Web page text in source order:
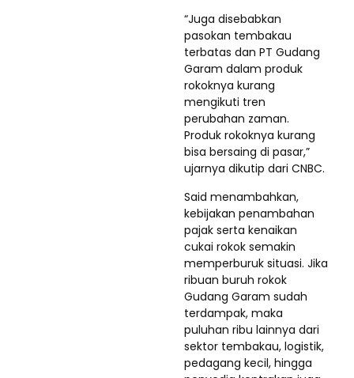
“Juga disebabkan
pasokan tembakau
terbatas dan PT Gudang
Garam dalam produk
rokoknya kurang
mengikuti tren
perubahan zaman.
Produk rokoknya kurang
bisa bersaing di pasar,”
ujarnya dikutip dari CNBC.
Said menambahkan,
kebijakan penambahan
pajak serta kenaikan
cukai rokok semakin
memperburuk situasi. Jika
ribuan buruh rokok
Gudang Garam sudah
terdampak, maka
puluhan ribu lainnya dari
sektor tembakau, logistik,
pedagang kecil, hingga